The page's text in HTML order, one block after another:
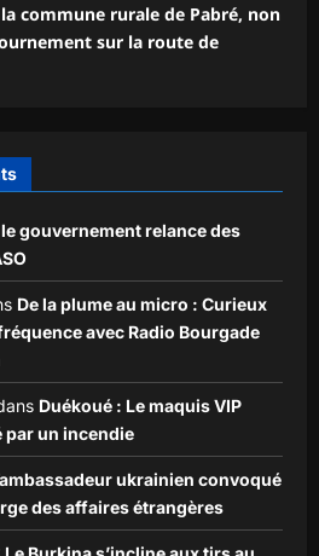
commune rurale de Pabré, non
sur la route de
gouvernement relance des
De la plume au micro : Curieux
avec Radio Bourgade
Duékoué : Le maquis VIP
par un incendie
ukrainien convoqué
des affaires étrangères